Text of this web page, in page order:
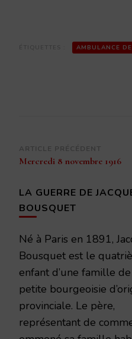
AMBULANCE
Navigation
d’article
Mercredi 8 novembre 1916
LA GUERRE DE
BOUSQUET
Né à Paris en 1891,
Bousquet est le
enfant d’une famille
petite bourgeoisie
provinciale. Le père,
représentant de